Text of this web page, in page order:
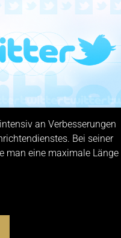
an Verbesserungen
Bei seiner
man eine maximale Länge